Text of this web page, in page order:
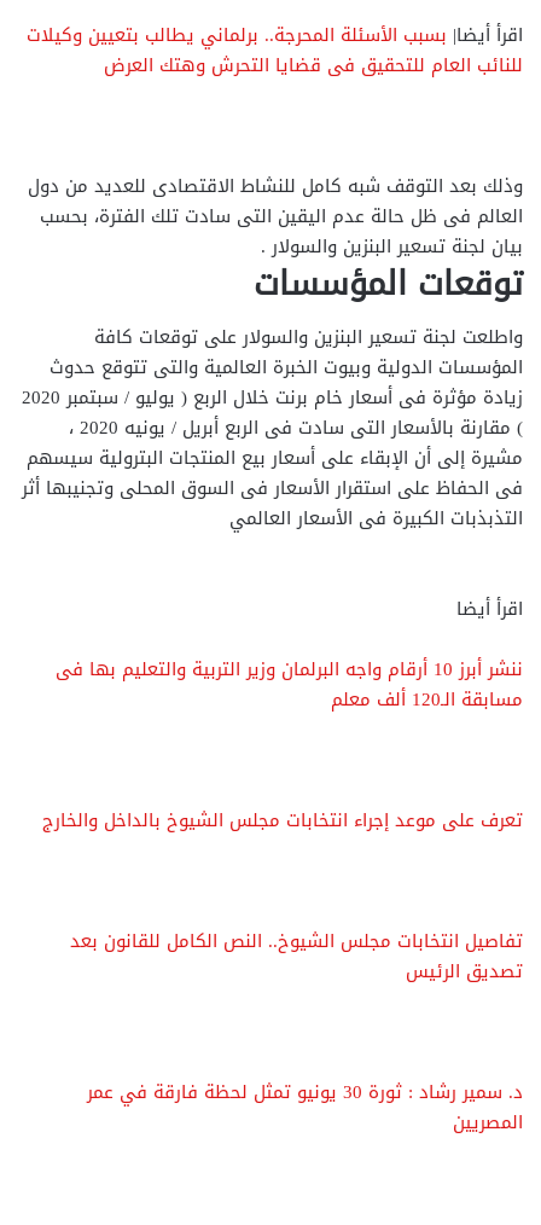
اقرأ أيضا| بسبب الأسئلة المحرجة.. برلماني يطالب بتعيين وكيلات
للنائب العام للتحقيق فى قضايا التحرش وهتك العرض
وذلك بعد التوقف شبه كامل للنشاط الاقتصادى للعديد من دول
العالم فى ظل حالة عدم اليقين التى سادت تلك الفترة، بحسب
بيان لجنة تسعير البنزين والسولار .
توقعات المؤسسات
واطلعت لجنة تسعير البنزين والسولار على توقعات كافة
المؤسسات الدولية وبيوت الخبرة العالمية والتى تتوقع حدوث
زيادة مؤثرة فى أسعار خام برنت خلال الربع ( يوليو / سبتمبر 2020
) مقارنة بالأسعار التى سادت فى الربع أبريل / يونيه 2020 ،
مشيرة إلى أن الإبقاء على أسعار بيع المنتجات البترولية سيسهم
فى الحفاظ على استقرار الأسعار فى السوق المحلى وتجنيبها أثر
التذبذبات الكبيرة فى الأسعار العالمي
اقرأ أيضا
ننشر أبرز 10 أرقام واجه البرلمان وزير التربية والتعليم بها فى
مسابقة الـ120 ألف معلم
تعرف على موعد إجراء انتخابات مجلس الشيوخ بالداخل والخارج
تفاصيل انتخابات مجلس الشيوخ.. النص الكامل للقانون بعد
تصديق الرئيس
د. سمير رشاد : ثورة 30 يونيو تمثل لحظة فارقة في عمر
المصريين